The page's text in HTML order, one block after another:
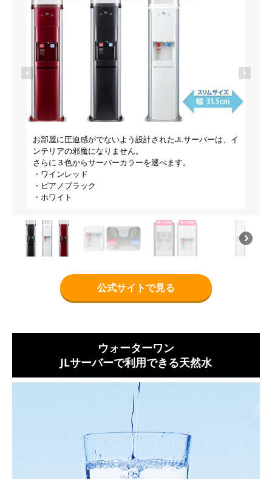
お部屋に圧迫感がでないよう設計されたJLサーバーは、イ
ンテリアの邪魔になりません。
さらに３色からサーバーカラーを選べます。
・ワインレッド
・ピアノブラック
・ホワイト
公式サイトで見る
ウォーターワン
JLサーバーで利用できる天然水